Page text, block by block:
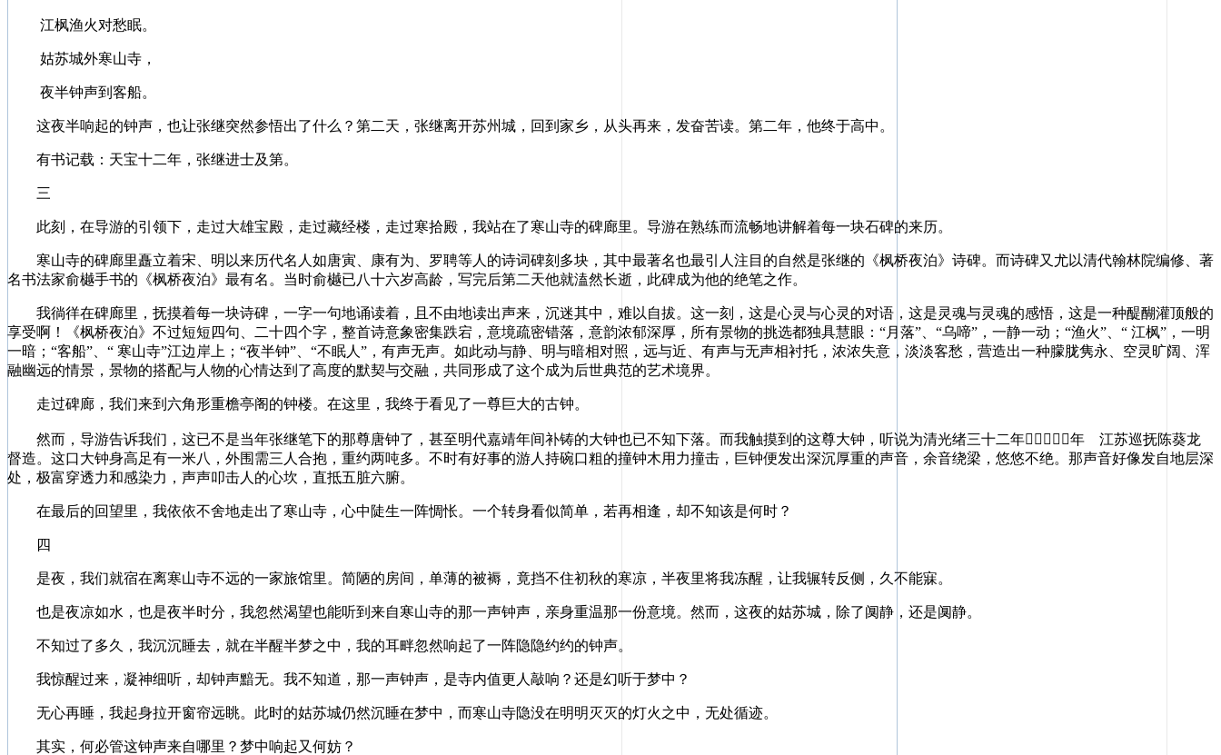
江枫渔火对愁眠。
姑苏城外寒山寺，
夜半钟声到客船。
这夜半响起的钟声，也让张继突然参悟出了什么？第二天，张继离开苏州城，回到家乡，从头再来，发奋苦读。第二年，他终于高中。
有书记载：天宝十二年，张继进士及第。
三
此刻，在导游的引领下，走过大雄宝殿，走过藏经楼，走过寒拾殿，我站在了寒山寺的碑廊里。导游在熟练而流畅地讲解着每一块石碑的来历。
寒山寺的碑廊里矗立着宋、明以来历代名人如唐寅、康有为、罗聘等人的诗词碑刻多块，其中最著名也最引人注目的自然是张继的《枫桥夜泊》诗碑。而诗碑又尤以清代翰林院编修、著
名书法家俞樾手书的《枫桥夜泊》最有名。当时俞樾已八十六岁高龄，写完后第二天他就溘然长逝，此碑成为他的绝笔之作。
我徜徉在碑廊里，抚摸着每一块诗碑，一字一句地诵读着，且不由地读出声来，沉迷其中，难以自拔。这一刻，这是心灵与心灵的对语，这是灵魂与灵魂的感悟，这是一种醍醐灌顶般的
享受啊！《枫桥夜泊》不过短短四句、二十四个字，整首诗意象密集跌宕，意境疏密错落，意韵浓郁深厚，所有景物的挑选都独具慧眼：“月落”、“乌啼”，一静一动；“渔火”、“ 江枫”，一明
一暗；“客船”、“ 寒山寺”江边岸上；“夜半钟”、“不眠人”，有声无声。如此动与静、明与暗相对照，远与近、有声与无声相衬托，浓浓失意，淡淡客愁，营造出一种朦胧隽永、空灵旷阔、浑
融幽远的情景，景物的搭配与人物的心情达到了高度的默契与交融，共同形成了这个成为后世典范的艺术境界。
走过碑廊，我们来到六角形重檐亭阁的钟楼。在这里，我终于看见了一尊巨大的古钟。
然而，导游告诉我们，这已不是当年张继笔下的那尊唐钟了，甚至明代嘉靖年间补铸的大钟也已不知下落。而我触摸到的这尊大钟，听说为清光绪三十二年１９０６年 江苏巡抚陈葵龙
督造。这口大钟身高足有一米八，外围需三人合抱，重约两吨多。不时有好事的游人持碗口粗的撞钟木用力撞击，巨钟便发出深沉厚重的声音，余音绕梁，悠悠不绝。那声音好像发自地层深
处，极富穿透力和感染力，声声叩击人的心坎，直抵五脏六腑。
在最后的回望里，我依依不舍地走出了寒山寺，心中陡生一阵惆怅。一个转身看似简单，若再相逢，却不知该是何时？
四
是夜，我们就宿在离寒山寺不远的一家旅馆里。简陋的房间，单薄的被褥，竟挡不住初秋的寒凉，半夜里将我冻醒，让我辗转反侧，久不能寐。
也是夜凉如水，也是夜半时分，我忽然渴望也能听到来自寒山寺的那一声钟声，亲身重温那一份意境。然而，这夜的姑苏城，除了阒静，还是阒静。
不知过了多久，我沉沉睡去，就在半醒半梦之中，我的耳畔忽然响起了一阵隐隐约约的钟声。
我惊醒过来，凝神细听，却钟声黯无。我不知道，那一声钟声，是寺内值更人敲响？还是幻听于梦中？
无心再睡，我起身拉开窗帘远眺。此时的姑苏城仍然沉睡在梦中，而寒山寺隐没在明明灭灭的灯火之中，无处循迹。
其实，何必管这钟声来自哪里？梦中响起又何妨？